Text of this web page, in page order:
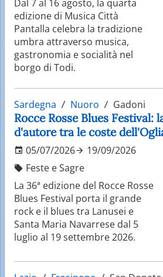
Dal 7 al 16 agosto, la quarta
edizione di Musica Città
Pantalla celebra la tradizione
umbra attraverso musica,
gastronomia e socialità nel
borgo di Todi.
Sardegna Nuoro Gadoni
Rocce Rosse Blues Festival:
d'autore tra le coste
05/07/2026
19/09/2026
Feste e Sagre
La 36ª edizione del Rocce Rosse
Blues Festival porta il grande
rock e il blues tra Lanusei e
Santa Maria Navarrese dal 5
luglio al 19 settembre 2026.